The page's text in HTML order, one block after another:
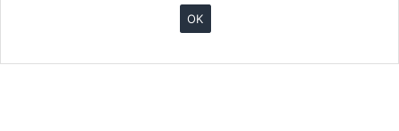
OK